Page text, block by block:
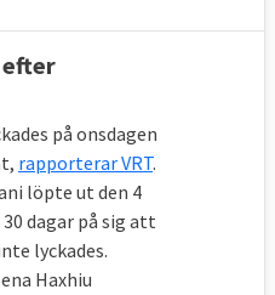
efter
på onsdagen
rapporterar VRT.
löpte ut den 4
dagar på sig att
lyckades.
Haxhiu